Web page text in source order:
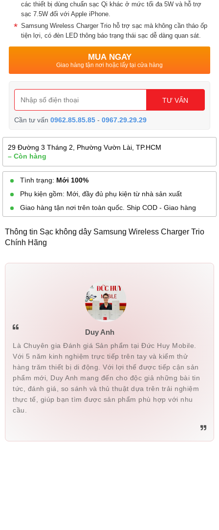
các thiết bị dùng chuẩn sạc Qi khác ở mức tối đa 5W và hỗ trợ
sạc 7.5W đối với Apple iPhone.
Samsung Wireless Charger Trio hỗ trợ sạc mà không cần tháo ốp
tiện lợi, có đèn LED thông báo trạng thái sạc dễ dàng quan sát.
MUA NGAY
Giao hàng tận nơi hoặc lấy tại cửa hàng
TƯ VẤN
Cần tư vấn0962.85.85.85 -0967.29.29.29
29 Đường 3 Tháng 2, Phường Vườn Lài, TP.HCM
– Còn hàng
Tình trạng: Mới 100%
Phụ kiện gồm: Mới, đầy đủ phụ kiện từ nhà sản xuất
Giao hàng tận nơi trên toàn quốc. Ship COD - Giao hàng
Thông tin Sạc không dây Samsung Wireless Charger Trio
Chính Hãng
Duy Anh
Là Chuyên gia Đánh giá Sản phẩm tại Đức Huy Mobile.
Với 5 năm kinh nghiệm trực tiếp trên tay và kiểm thử
hàng trăm thiết bị di động. Với lợi thế được tiếp cận sản
phẩm mới, Duy Anh mang đến cho độc giả những bài tin
tức, đánh giá, so sánh và thủ thuật dựa trên trải nghiệm
thực tế, giúp bạn tìm được sản phẩm phù hợp với nhu
cầu.